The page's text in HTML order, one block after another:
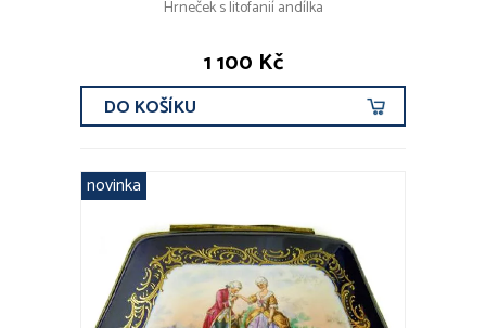
Hrneček s litofanií andílka
1 100 Kč
DO KOŠÍKU
novinka